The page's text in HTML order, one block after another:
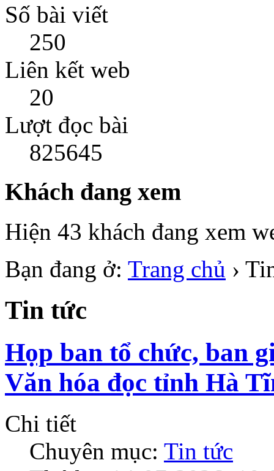
Số bài viết
250
Liên kết web
20
Lượt đọc bài
825645
Khách đang xem
Hiện 43 khách đang xem
Bạn đang ở: Trang chủ ›
Tin tức
Họp ban tổ chức, ban
Văn hóa đọc tỉnh Hà
Chi tiết
Chuyên mục: Tin tức